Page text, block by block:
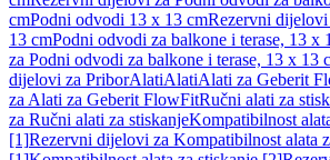
cmPodni odvodi 13 x 13 cmRezervni
13 cmPodni odvodi za balkone i terase, 13 x
za Podni odvodi za balkone i terase, 13 x 13
dijelovi za PriborAlatiAlatiAlati za Geberit
za Alati za Geberit FlowFitRučni alati za
za Ručni alati za stiskanjeKompatibilnost
[1]Rezervni dijelovi za Kompatibilnost alata